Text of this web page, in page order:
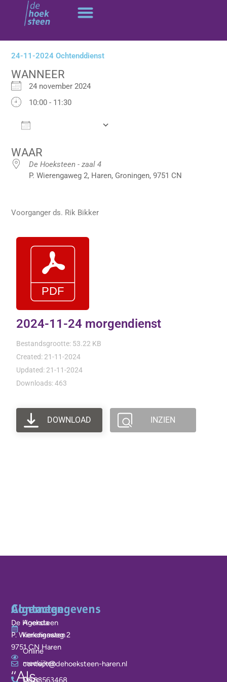
inhoud
24-11-2024 Ochtenddienst
WANNEER
24 november 2024
10:00 - 11:30
WAAR
De Hoeksteen - zaal 4
P. Wierengaweg 2, Haren, Groningen, 9751 CN
Voorganger ds. Rik Bikker
2024-11-24 morgendienst
Bestandsgrootte: 53.22 KB
Created: 21-11-2024
Updated: 21-11-2024
Downloads: 463
DOWNLOAD INZIEN
‘‘Als
Algemeen
Agenda
kerkdiensten
Online
meekijken
Onze
Contactgegevens
De Hoeksteen
P. Wierengaweg 2
9751 CN Haren
contact@dehoeksteen-haren.nl
06 83563468